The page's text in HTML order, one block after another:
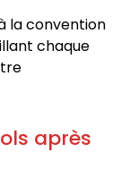
la convention
chaque
après